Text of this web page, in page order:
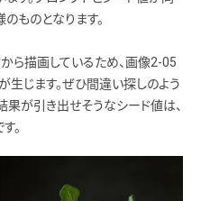
ものとなります。
ら描画しているため、画像2-05
じます。ぜひ間違い探しのよう
果が引き出せそうなシード値は、
。